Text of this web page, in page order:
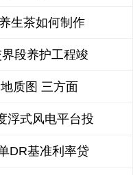
生茶如何制作
段养护工程竣
质图 三方面
浮式风电平台投
DR基准利率贷